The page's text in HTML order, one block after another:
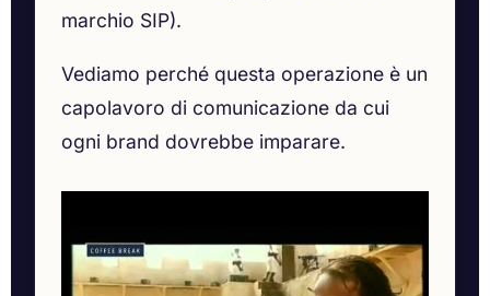
marchio SIP).
Vediamo perché questa operazione è un
capolavoro di comunicazione da cui
ogni brand dovrebbe imparare.